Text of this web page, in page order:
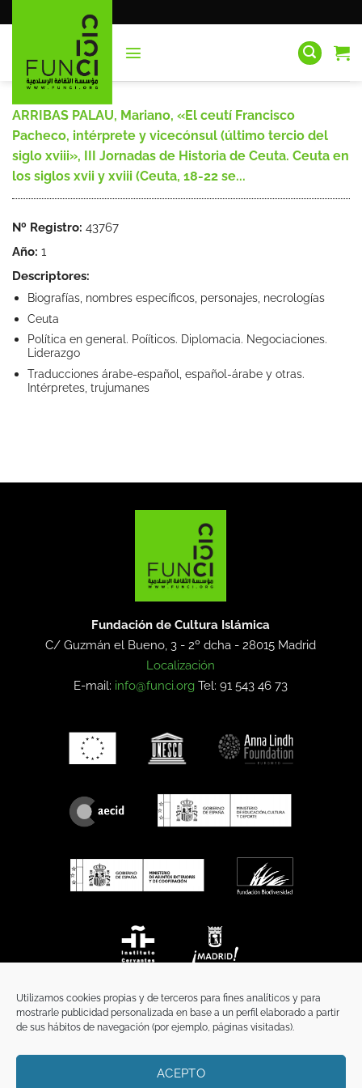
Utilizamos cookies propias y de terceros para fines analíticos y para
mostrarle publicidad personalizada en base a un perfil elaborado a partir
de sus hábitos de navegación (por ejemplo, páginas visitadas).
ACEPTO
al
ARRIBAS PALAU, Mariano, «El ceutí Francisco
Pacheco, intérprete y vicecónsul (último tercio del
siglo xviii», III Jornadas de Historia de Ceuta. Ceuta en
los siglos xvii y xviii (Ceuta, 18-22 se...
Nº Registro: 43767
Año: 1
Descriptores:
Biografías, nombres específicos, personajes, necrologías
Ceuta
Política en general. Poííticos. Diplomacia. Negociaciones.
Liderazgo
Traducciones árabe-español, español-árabe y otras.
Intérpretes, trujumanes
Fundación de Cultura Islámica
C/ Guzmán el Bueno, 3 - 2º dcha -28015 Madrid
Localización
E-mail: info@funci.org Tel: 91 543 46 73